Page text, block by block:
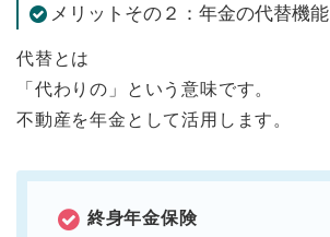
メリットその２：年金の代替機能
代替とは
「代わりの」という意味です。
不動産を年金として活用します。
終身年金保険